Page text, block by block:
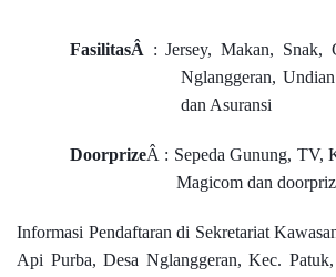
FasilitasÂ : Jersey, Makan, Snak,
Nglanggeran,
dan Asuransi
DoorprizeÂ : Sepeda Gunung, TV,
Magicom dan
Informasi Pendaftaran di Sekretariat
Api Purba, Desa Nglanggeran, Kec.